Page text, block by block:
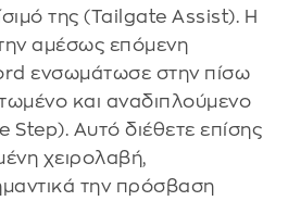
της (Tailgate Assist). Η
αμέσως επόμενη
ενσωμάτωσε στην πίσω
και αναδιπλούμενο
Step). Αυτό διέθετε επίσης
χειρολαβή,
την πρόσβαση